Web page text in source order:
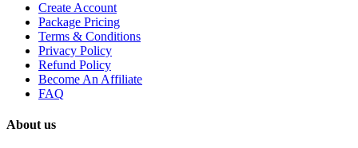
Create Account
Package Pricing
Terms & Conditions
Privacy Policy
Refund Policy
Become An Affiliate
FAQ
About us